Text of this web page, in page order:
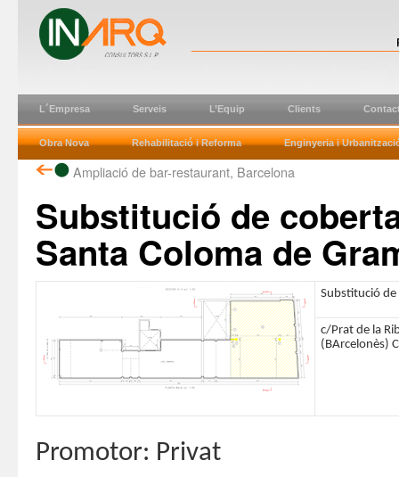
L´Empresa Serveis L’Equip Clients
Obra Nova Rehabilitació i Reforma Enginyeria i
Ampliació de bar-restaurant, Barcelona
Substitució de
Santa Coloma de
Substitució
c/Prat de la
(BArcelonès)
Promotor: Privat